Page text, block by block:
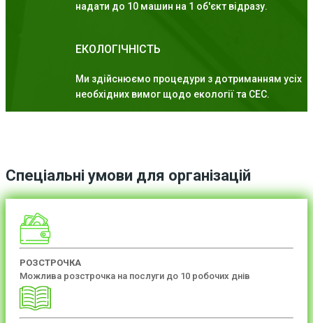
надати до 10 машин на 1 об'єкт відразу.
ЕКОЛОГІЧНІСТЬ
Ми здійснюємо процедури з дотриманням усіх
необхідних вимог щодо екології та СЕС.
Спеціальні умови для організацій
РОЗСТРОЧКА
Можлива розстрочка на послуги до 10 робочих днів